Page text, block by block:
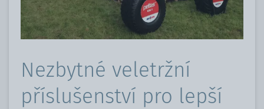
Nezbytné veletržní
příslušenství pro lepší